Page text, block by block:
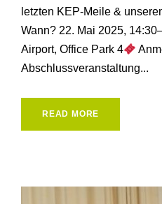
letzten KEP-Meile &
Wann? 22. Mai 2025,
Airport, Office Park 4
Abschlussveranstaltung...
READ MORE